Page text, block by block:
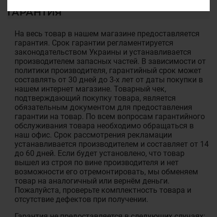
ГАРАНТИЯ
На весь товар в нашем магазине предоставляется
гарантия. Срок гарантии регламентируется
законодательством Украины и устанавливается
производителем запасных частей. В зависимости от
политики производителя, гарантийный срок может
составлять от 30 дней до 3-х лет от даты покупки в
нашем интернет магазине. Товарный чек,
подтверждающий покупку товара, является
обязательным документом для предоставления
гарантии на товар. По всем вопросам гарантийного
обслуживания товара необходимо обращаться в
наш офис. Срок рассмотрения рекламации
устанавливается производителем и составляет от 14
до 60 дней. Если будет установлено, что товар
вышел из строя по вине производителя и нет
возможности его отремонтировать, мы обменяем
товар на аналогичный или вернём деньги.
Пожалуйста, проверьте комплектность товара и
отсутствие дефектов при получении.